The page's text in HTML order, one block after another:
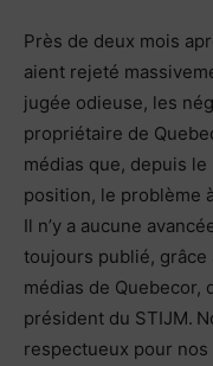
Près de deux mois
aient rejeté
jugée odieuse, les
propriétaire de
médias que, depuis
position, le problème
Il n’y a aucune
toujours publié, grâce
médias de Quebecor,
président du STIJM.
respectueux pour nos